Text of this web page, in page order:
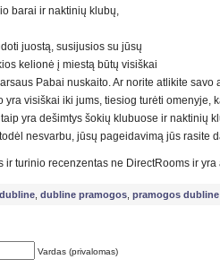
barai ir naktinių klubų,
juostą, susijusios su jūsų
kelionė į miestą būtų visiškai
Pabai nuskaito. Ar norite atlikite
yra visiškai iki jums, tiesiog turėti omenyje,
yra dešimtys šokių klubuose ir naktinių
nesvarbu, jūsų pageidavimą jūs rasite
ir turinio recenzentas ne DirectRooms ir
dubline pramogos pramogos dubline
Vardas (privalomas)